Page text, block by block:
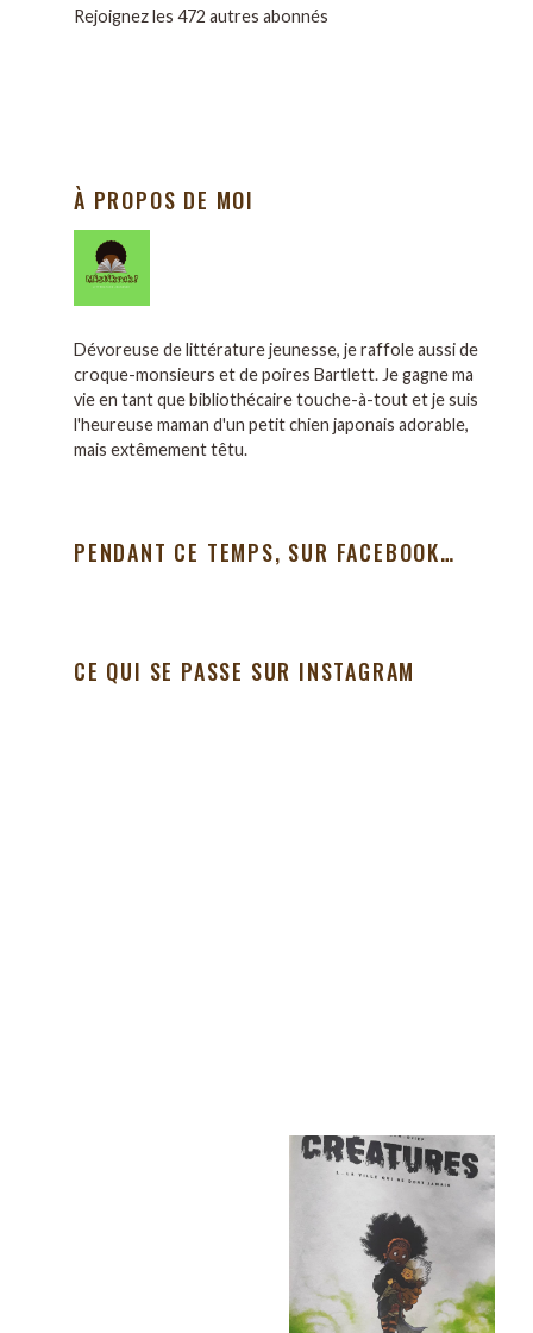
Rejoignez les 472 autres abonnés
À PROPOS DE MOI
Dévoreuse de littérature jeunesse, je raffole aussi de
croque-monsieurs et de poires Bartlett. Je gagne ma
vie en tant que bibliothécaire touche-à-tout et je suis
l'heureuse maman d'un petit chien japonais adorable,
mais extêmement têtu.
PENDANT CE TEMPS, SUR FACEBOOK…
CE QUI SE PASSE SUR INSTAGRAM